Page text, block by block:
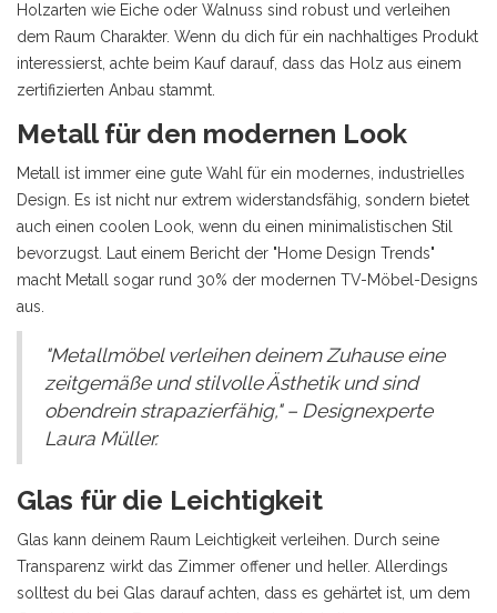
Holzarten wie Eiche oder Walnuss sind robust und verleihen
dem Raum Charakter. Wenn du dich für ein nachhaltiges Produkt
interessierst, achte beim Kauf darauf, dass das Holz aus einem
zertifizierten Anbau stammt.
Metall für den modernen Look
Metall ist immer eine gute Wahl für ein modernes, industrielles
Design. Es ist nicht nur extrem widerstandsfähig, sondern bietet
auch einen coolen Look, wenn du einen minimalistischen Stil
bevorzugst. Laut einem Bericht der "Home Design Trends"
macht Metall sogar rund 30% der modernen TV-Möbel-Designs
aus.
"Metallmöbel verleihen deinem Zuhause eine
zeitgemäße und stilvolle Ästhetik und sind
obendrein strapazierfähig," – Designexperte
Laura Müller.
Glas für die Leichtigkeit
Glas kann deinem Raum Leichtigkeit verleihen. Durch seine
Transparenz wirkt das Zimmer offener und heller. Allerdings
solltest du bei Glas darauf achten, dass es gehärtet ist, um dem